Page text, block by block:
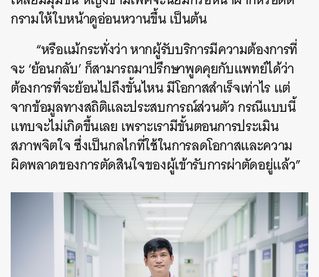
กรามให้ใบหน้าดูอ่อนหวานขึ้น เป็นต้น
“หรือแม้กระทั่งว่า หากผู้รับบริการมีความต้องการที่
จะ ‘ย้อนกลับ’ ก็สามารถมาปรึกษาพูดคุยกับแพทย์ได้ว่า
ต้องการที่จะย้อนไปถึงขั้นไหน มีโอกาสสำเร็จเท่าไร แต่
จากข้อมูลทางสถิติและประสบการณ์ส่วนตัว กรณีแบบนี้
แทบจะไม่เกิดขึ้นเลย เพราะเรามีขั้นตอนการประเมิน
สภาพจิตใจ ซึ่งเป็นกลไกที่ใช้ในการลดโอกาสและความ
ผิดพลาดของการตัดสินใจของผู้เข้ารับการผ่าตัดอยู่แล้ว”